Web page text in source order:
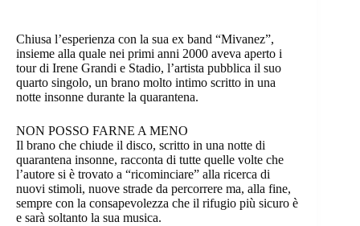
Chiusa l’esperienza con la sua ex band “Mivanez”,
insieme alla quale nei primi anni 2000 aveva aperto i
tour di Irene Grandi e Stadio, l’artista pubblica il suo
quarto singolo, un brano molto intimo scritto in una
notte insonne durante la quarantena.
NON POSSO FARNE A MENO
Il brano che chiude il disco, scritto in una notte di
quarantena insonne, racconta di tutte quelle volte che
l’autore si è trovato a “ricominciare” alla ricerca di
nuovi stimoli, nuove strade da percorrere ma, alla fine,
sempre con la consapevolezza che il rifugio più sicuro è
e sarà soltanto la sua musica.